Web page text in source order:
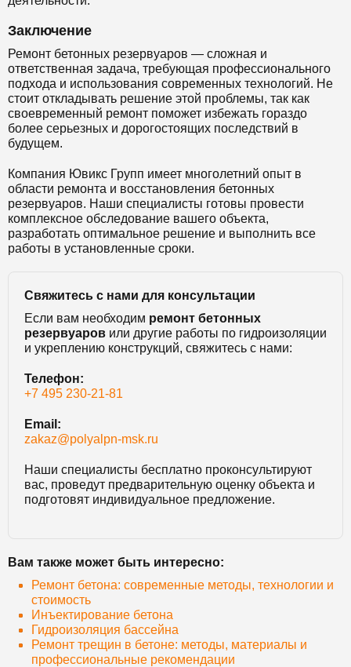
Заключение
Ремонт бетонных резервуаров — сложная и
ответственная задача, требующая профессионального
подхода и использования современных технологий. Не
стоит откладывать решение этой проблемы, так как
своевременный ремонт поможет избежать гораздо
более серьезных и дорогостоящих последствий в
будущем.
Компания Ювикс Групп имеет многолетний опыт в
области ремонта и восстановления бетонных
резервуаров. Наши специалисты готовы провести
комплексное обследование вашего объекта,
разработать оптимальное решение и выполнить все
работы в установленные сроки.
Свяжитесь с нами для консультации
Если вам необходим ремонт бетонных
резервуаров или другие работы по гидроизоляции
и укреплению конструкций, свяжитесь с нами:
Телефон:
+7 495 230-21-81
Email:
zakaz@polyalpn-msk.ru
Наши специалисты бесплатно проконсультируют
вас, проведут предварительную оценку объекта и
подготовят индивидуальное предложение.
Вам также может быть интересно:
Ремонт бетона: современные методы, технологии и
стоимость
Инъектирование бетона
Гидроизоляция бассейна
Ремонт трещин в бетоне: методы, материалы и
профессиональные рекомендации